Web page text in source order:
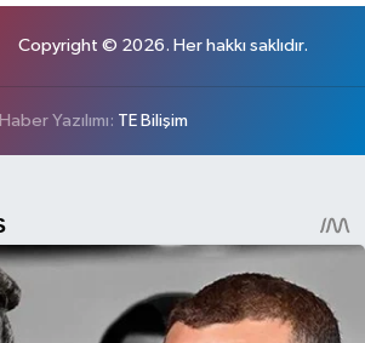
Copyright © 2026. Her hakkı saklıdır.
Haber Yazılımı: TE Bilişim